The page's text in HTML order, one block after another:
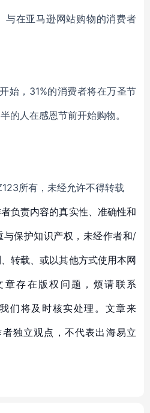
与在亚马逊网站购物的消费者
始，31%的消费者将在万圣节
的人在感恩节前开始购物。
所有，未经允许不得转载
负责内容的真实性、准确性和
保护知识产权，未经作者和/
转载、或以其他方式使用本网
存在版权问题，烦请联系
们将及时核实处理。文章来
独立观点，不代表出海易立